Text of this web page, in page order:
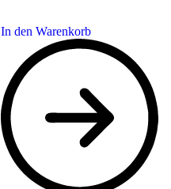
In den Warenkorb